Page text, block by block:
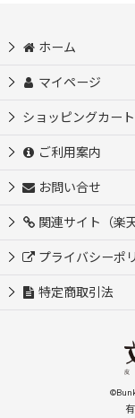
ホーム
マイページ
ショッピングカート
ご利用案内
お問い合せ
関連サイト（楽
プライバシーポ
特定商取引法